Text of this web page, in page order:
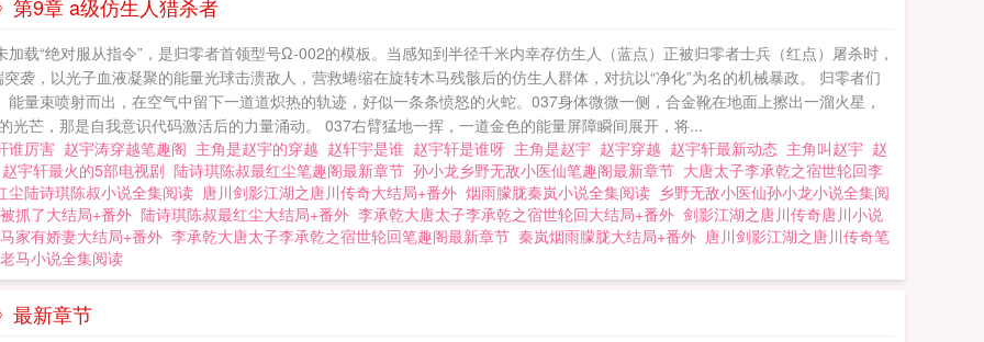
第9章 a级仿生人猎杀者
载“绝对服从指令”，是归零者首领型号Ω-002的模板。当感知到半径千米内幸存仿生人（蓝点）正被归零者士兵（红点）屠杀时，
袭，以光子血液凝聚的能量光球击溃敌人，营救蜷缩在旋转木马残骸后的仿生人群体，对抗以“净化”为名的机械暴政。 归零者们
量束喷射而出，在空气中留下一道道炽热的轨迹，好似一条条愤怒的火蛇。037身体微微一侧，合金靴在地面上擦出一溜火星，
芒，那是自我意识代码激活后的力量涌动。 037右臂猛地一挥，一道金色的能量屏障瞬间展开，将...
谁厉害 赵宇涛穿越笔趣阁 主角是赵宇的穿越 赵轩宇是谁 赵宇轩是谁呀 主角是赵宇 赵宇穿越 赵宇轩最新动态 主角叫赵宇 赵
赵宇轩最火的5部电视剧 陆诗琪陈叔最红尘笔趣阁最新章节 孙小龙乡野无敌小医仙笔趣阁最新章节 大唐太子李承乾之宿世轮回李
尘陆诗琪陈叔小说全集阅读 唐川剑影江湖之唐川传奇大结局+番外 烟雨朦胧秦岚小说全集阅读 乡野无敌小医仙孙小龙小说全集阅
抓了大结局+番外 陆诗琪陈叔最红尘大结局+番外 李承乾大唐太子李承乾之宿世轮回大结局+番外 剑影江湖之唐川传奇唐川小说
家有娇妻大结局+番外 李承乾大唐太子李承乾之宿世轮回笔趣阁最新章节 秦岚烟雨朦胧大结局+番外 唐川剑影江湖之唐川传奇笔
马小说全集阅读
最新章节